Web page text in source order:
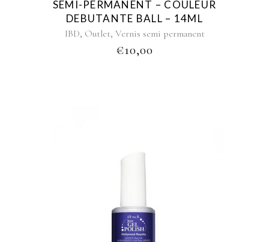
SEMI-PERMANENT – COULEUR
DEBUTANTE BALL – 14ML
IBD, Outlet, Vernis semi permanent
€10,00